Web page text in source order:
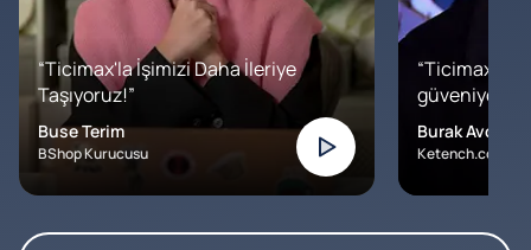
“Ticimax'la İşimizi Daha İleriye
Taşıyoruz!”
Buse Terim
BShop Kurucusu
“Ticimax'a
Burak Avcılar
Ketench.com –